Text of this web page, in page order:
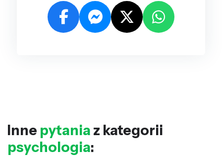
Inne pytania z kategorii
psychologia: